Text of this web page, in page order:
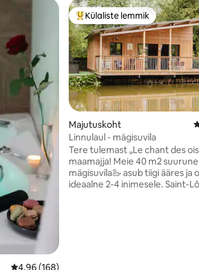
Keskmine hinnang 4,96/5, 168 hinnangut
4,96 (168)
Külaliste suur lemmik
Külaliste lemmik
Majutuskoht
Linnulaul - mägisuvila
Tere tulemast „Le chant des
maamajja! Meie 40 m2 suurune
mägisuvila🦢 asub tiigi ääres ja
ideaalne 2-4 inimesele. Saint-Lô